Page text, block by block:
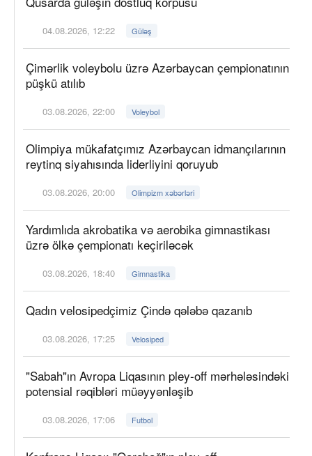
04.08.2026, 12:22 Güləş
Çimərlik voleybolu üzrə Azərbaycan çempionatının
püşkü atılıb
03.08.2026, 22:00 Voleybol
Olimpiya mükafatçımız Azərbaycan idmançılarının
reytinq siyahısında liderliyini qoruyub
03.08.2026, 20:00 Olimpizm xəbərləri
Yardımlıda akrobatika və aerobika gimnastikası
üzrə ölkə çempionatı keçiriləcək
03.08.2026, 18:40 Gimnastika
Qadın velosipedçimiz Çində qələbə qazanıb
03.08.2026, 17:25 Velosiped
"Sabah"ın Avropa Liqasının pley-off mərhələsindəki
potensial rəqibləri müəyyənləşib
03.08.2026, 17:06 Futbol